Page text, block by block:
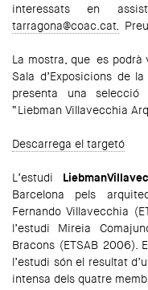
interessats en
tarragona@coac.cat.
La mostra, que es podrà
Sala d’Exposicions de
presenta una
“Liebman Villavecchia
Descarrega el targetó
L’estudi
Barcelona pels
Fernando Villavecchia
l’estudi Mireia
Bracons (ETSAB 2006).
l’estudi són el resultat
intensa dels quatre